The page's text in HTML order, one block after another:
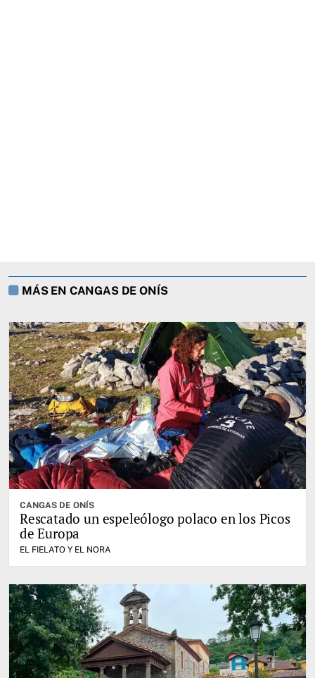
MÁS EN CANGAS DE ONÍS
CANGAS DE ONÍS
Rescatado un espeleólogo polaco en los Picos
de Europa
EL FIELATO Y EL NORA